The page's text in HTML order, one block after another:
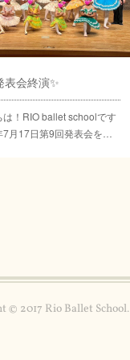
表会終演✨
は！RIO ballet schoolです
月17日第9回発表会を…
© 2017 Rio Ballet School.